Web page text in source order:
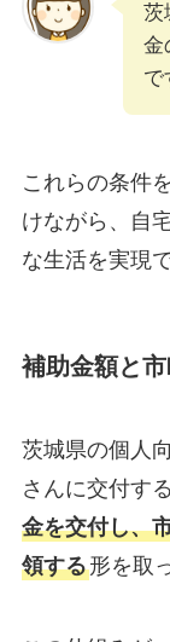
茨
金
で
これらの条件
けながら、自
な生活を実現
補助金額と
茨城県の個人
さんに交付す
金を交付し、
領する形を取